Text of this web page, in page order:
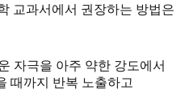
교과서에서 권장하는 방법은
자극을 아주 약한 강도에서
때까지 반복 노출하고